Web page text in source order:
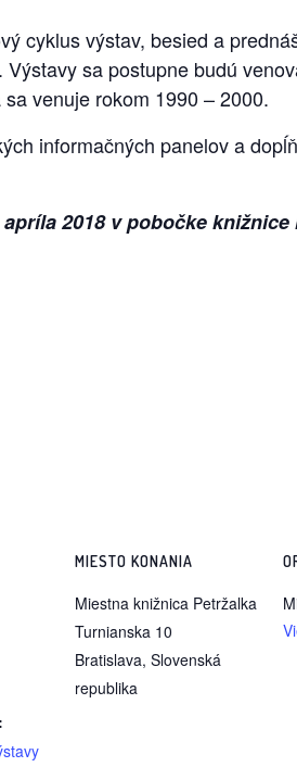
cyklus výstav, besied a
sa postupne budú
venuje rokom 1990 – 2000.
informačných panelov a
2018 v pobočke
MIESTO KONANIA
Miestna knižnica Petržalka
Turnianska 10
Bratislava, Slovenská
republika